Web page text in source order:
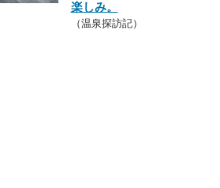
楽しみ。
（温泉探訪記）